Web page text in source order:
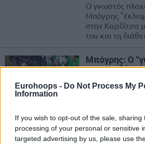
Eurohoops - Do Not Process My
Information
If you wish to opt-out of the sale, sharing
processing of your personal or sensitive
targeted advertising by us, please use
Ο γνωστός
Μπόγρης
στην Καρδίτσα
του και τη
Μπόγρης: Ο
με τους δύο
12/OCT/23 19:26
ελληνικό χάρτη, με το Μαρούσι να
περιπέτειά του....